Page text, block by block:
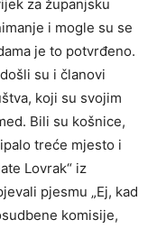
za županjsku
i mogle su se
je to potvrđeno.
su i članovi
koji su svojim
Bili su košnice,
treće mjesto i
Lovrak“ iz
pjesmu „Ej, kad
komisije,